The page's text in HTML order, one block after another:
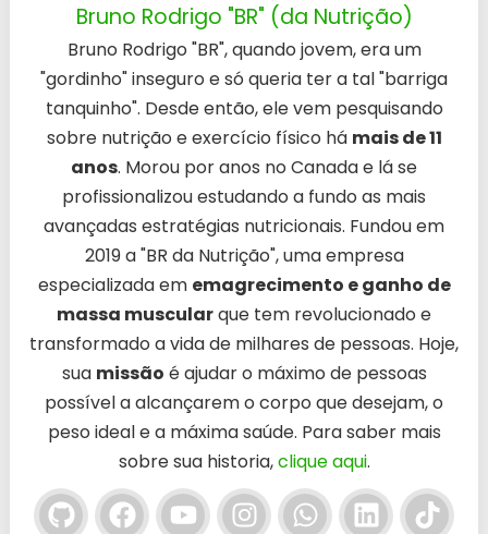
Bruno Rodrigo "BR" (da Nutrição)
Bruno Rodrigo "BR", quando jovem, era um
"gordinho" inseguro e só queria ter a tal "barriga
tanquinho". Desde então, ele vem pesquisando
sobre nutrição e exercício físico há mais de 11
anos. Morou por anos no Canada e lá se
profissionalizou estudando a fundo as mais
avançadas estratégias nutricionais. Fundou em
2019 a "BR da Nutrição", uma empresa
especializada em emagrecimento e ganho de
massa muscularque tem revolucionado e
transformado a vida de milhares de pessoas. Hoje,
sua missão é ajudar o máximo de pessoas
possível a alcançarem o corpo que desejam, o
peso ideal e a máxima saúde. Para saber mais
sobre sua historia,clique aqui.